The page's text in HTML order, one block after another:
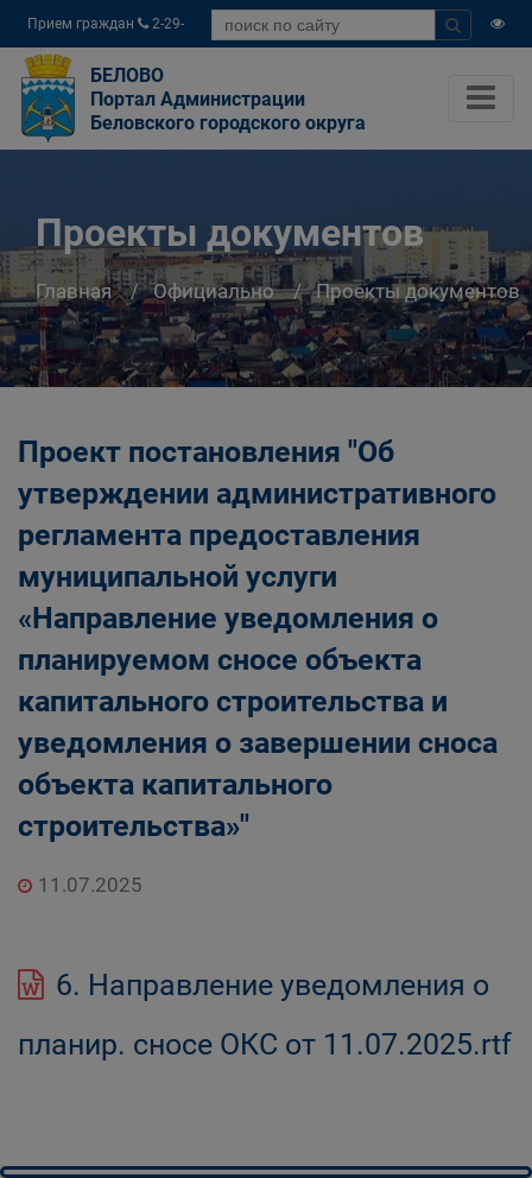
Прием граждан
2-29-
04
БЕЛОВО
Портал Администрации
Беловского городского округа
Проекты документов
Главная Официально Проекты документов
Проект постановления "Об
утверждении административного
регламента предоставления
муниципальной услуги
«Направление уведомления о
планируемом сносе объекта
капитального строительства и
уведомления о завершении сноса
объекта капитального
строительства»"
11.07.2025
6. Направление уведомления о
планир. сносе ОКС от 11.07.2025.rtf